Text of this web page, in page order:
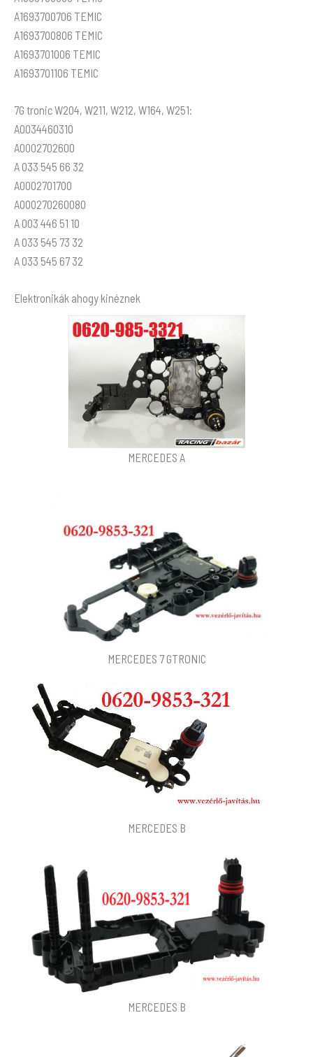
A1693700706 TEMIC
A1693700806 TEMIC
A1693701006 TEMIC
A1693701106 TEMIC
7G tronic W204, W211, W212, W164, W251:
A0034460310
A0002702600
A 033 545 66 32
A0002701700
A000270260080
A 003 446 51 10
A 033 545 73 32
A 033 545 67 32
Elektronikák ahogy kinéznek
MERCEDES A
MERCEDES 7 GTRONIC
MERCEDES B
MERCEDES B